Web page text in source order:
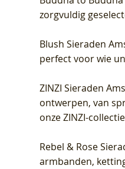
zorgvuldig
Blush Sieraden
perfect voor wie
ZINZI Sieraden
ontwerpen, van
onze ZINZI-
Rebel & Rose
armbanden,